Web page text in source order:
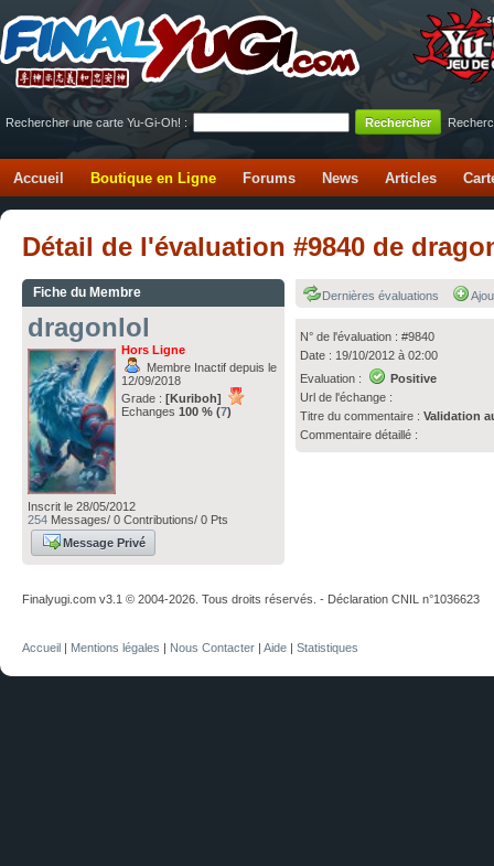
Rechercher une carte Yu-Gi-Oh! :
Accueil Boutique en Ligne Forums News Articles
Détail de l'évaluation #9840 de
Fiche du Membre
dragonlol
Hors Ligne
Membre Inactif depuis le
12/09/2018
Grade : [Kuriboh]
Echanges 100 % (7)
Inscrit le 28/05/2012
254 Messages/ 0 Contributions/ 0 Pts
Message Privé
Dernières évaluations
N° de l'évaluation : #9840
Date : 19/10/2012 à 02:00
Evaluation :
Positive
Url de l'échange :
Titre du commentaire :Validation
Commentaire détaillé :
Finalyugi.com v3.1 © 2004-2026. Tous droits réservés. - Déclaration CNIL n°1036623
Accueil Mentions légales Nous Contacter Aide Statistiques